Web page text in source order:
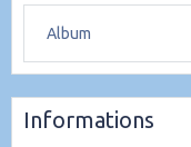
Album
Informations